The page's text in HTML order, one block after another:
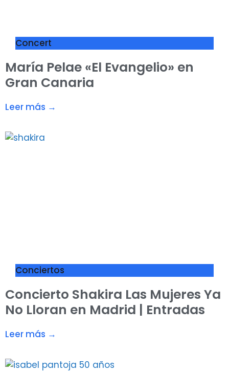
Concert
María Pelae «El Evangelio» en
Gran Canaria
Leer más →
Conciertos
Concierto Shakira Las Mujeres Ya
No Lloran en Madrid | Entradas
Leer más →